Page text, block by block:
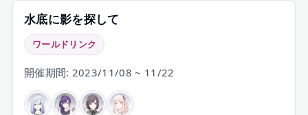
水底に影を探して
ワールドリンク
開催期間: 2023/11/08 ~ 11/22